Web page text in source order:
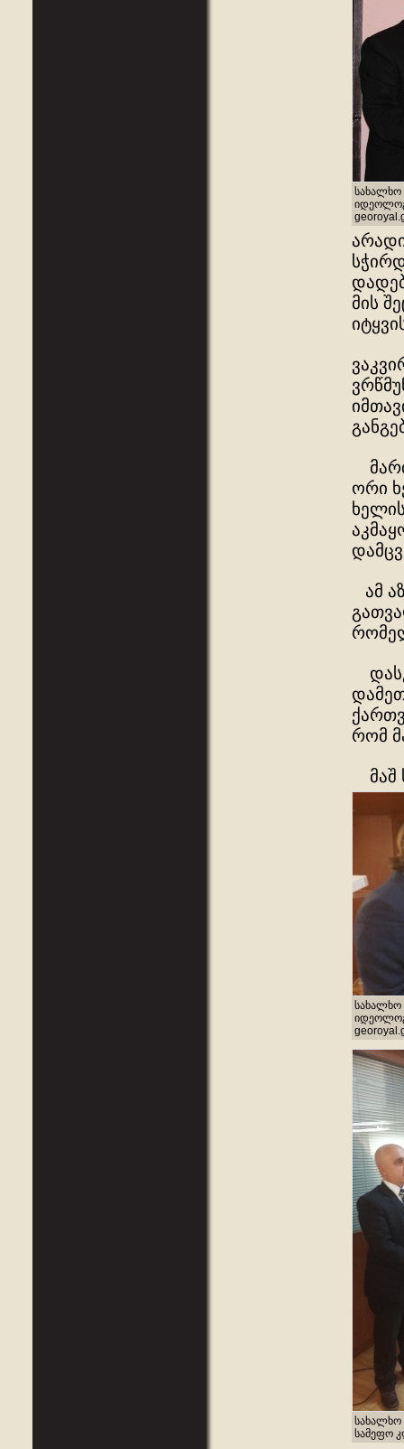
სახალხო
მის
ორი
ამ
რომ
მაშ
სახალხო
სახალხო
სამეფო